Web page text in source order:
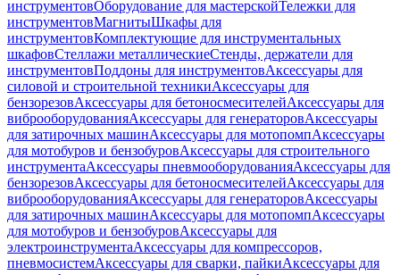
инструментовОборудование для мастерскойТележки для
инструментовМагнитыШкафы для
инструментовКомплектующие для инструментальных
шкафовСтеллажи металлическиеСтенды, держатели для
инструментовПоддоны для инструментовАксессуары для
силовой и строительной техникиАксессуары для
бензорезовАксессуары для бетоносмесителейАксессуары для
виброоборудованияАксессуары для генераторовАксессуары
для затирочных машинАксессуары для мотопомпАксессуары
для мотобуров и бензобуровАксессуары для строительного
инструментаАксессуары пневмооборудованияАксессуары для
бензорезовАксессуары для бетоносмесителейАксессуары для
виброоборудованияАксессуары для генераторовАксессуары
для затирочных машинАксессуары для мотопомпАксессуары
для мотобуров и бензобуровАксессуары для
электроинструментаАксессуары для компрессоров,
пневмосистемАксессуары для сварки, пайкиАксессуары для